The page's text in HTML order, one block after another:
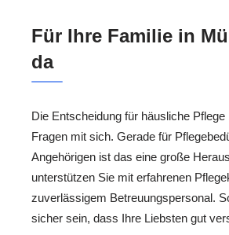
Für Ihre Familie in
da
Die Entscheidung für häusliche Pflege
Fragen mit sich. Gerade für
Angehörigen ist das eine große
unterstützen Sie mit erfahrenen
zuverlässigem Betreuungspersonal.
sicher sein, dass Ihre Liebsten gut